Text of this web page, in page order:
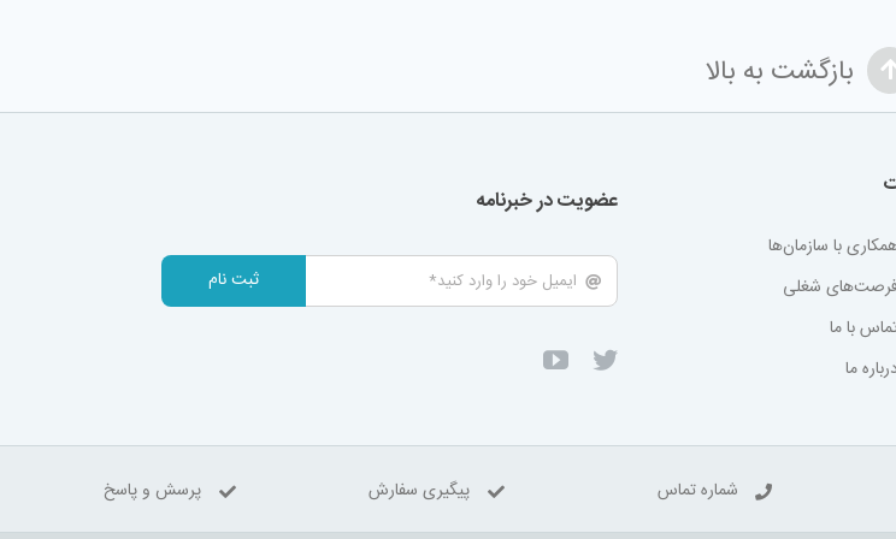
بازگشت به بالا
با سازمان‌ها
فرصت‌های شغلی
با ما
ما
عضویت در خبرنامه
ثبت نام
شماره تماس پیگیری سفارش پرسش و پاسخ